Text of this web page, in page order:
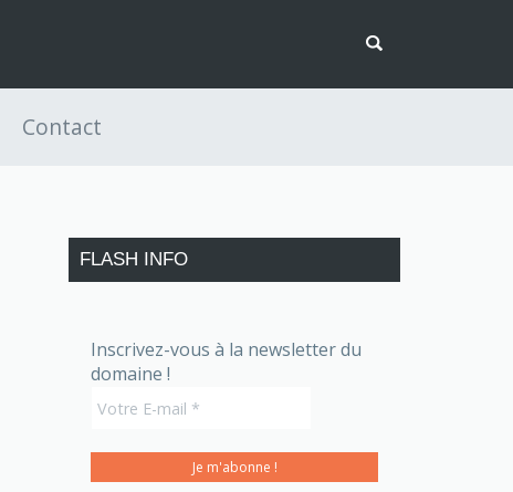
Contact
FLASH INFO
Inscrivez-vous à la newsletter du
domaine !